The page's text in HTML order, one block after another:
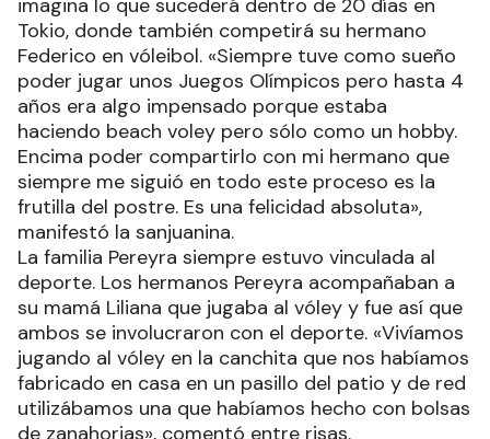
imagina lo que sucederá dentro de 20 días en
Tokio, donde también competirá su hermano
Federico en vóleibol. «Siempre tuve como sueño
poder jugar unos Juegos Olímpicos pero hasta 4
años era algo impensado porque estaba
haciendo beach voley pero sólo como un hobby.
Encima poder compartirlo con mi hermano que
siempre me siguió en todo este proceso es la
frutilla del postre. Es una felicidad absoluta»,
manifestó la sanjuanina.
La familia Pereyra siempre estuvo vinculada al
deporte. Los hermanos Pereyra acompañaban a
su mamá Liliana que jugaba al vóley y fue así que
ambos se involucraron con el deporte. «Vivíamos
jugando al vóley en la canchita que nos habíamos
fabricado en casa en un pasillo del patio y de red
utilizábamos una que habíamos hecho con bolsas
de zanahorias», comentó entre risas.